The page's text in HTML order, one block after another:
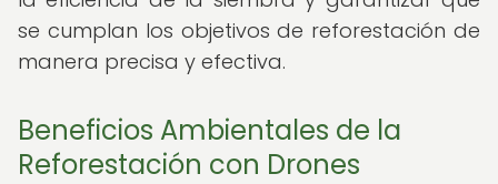
se cumplan los objetivos de reforestación de
manera precisa y efectiva.
Beneficios Ambientales de la
Reforestación con Drones